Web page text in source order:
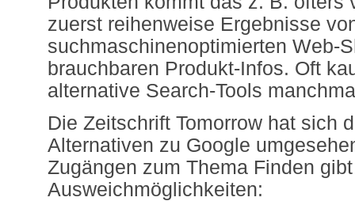
zuerst reihenweise Ergebnisse
suchmaschinenoptimierten Web-
brauchbaren Produkt-Infos. Oft
alternative Search-Tools
Die Zeitschrift Tomorrow hat sich
Alternativen zu Google
Zugängen zum Thema Finden
Ausweichmöglichkeiten: